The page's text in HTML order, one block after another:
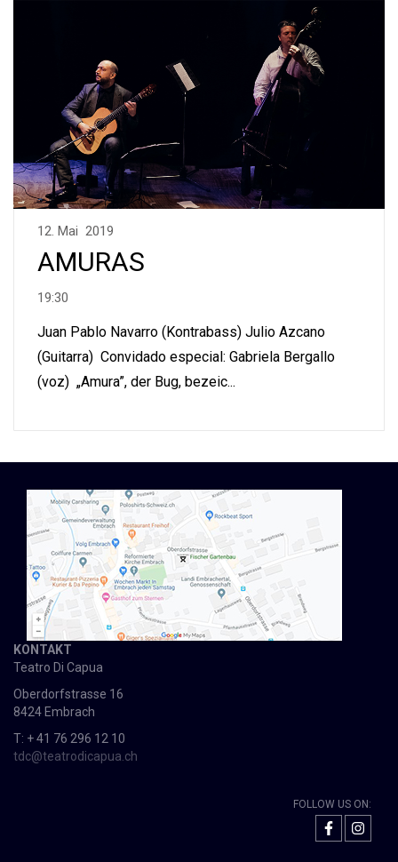
12. Mai 2019
AMURAS
19:30
Juan Pablo Navarro (Kontrabass) Julio Azcano
(Guitarra) Convidado especial: Gabriela Bergallo
(voz) „Amura”, der Bug, bezeic...
KONTAKT
Teatro Di Capua
Oberdorfstrasse 16
8424 Embrach
T: + 41 76 296 12 10
tdc@teatrodicapua.ch
FOLLOW US ON: